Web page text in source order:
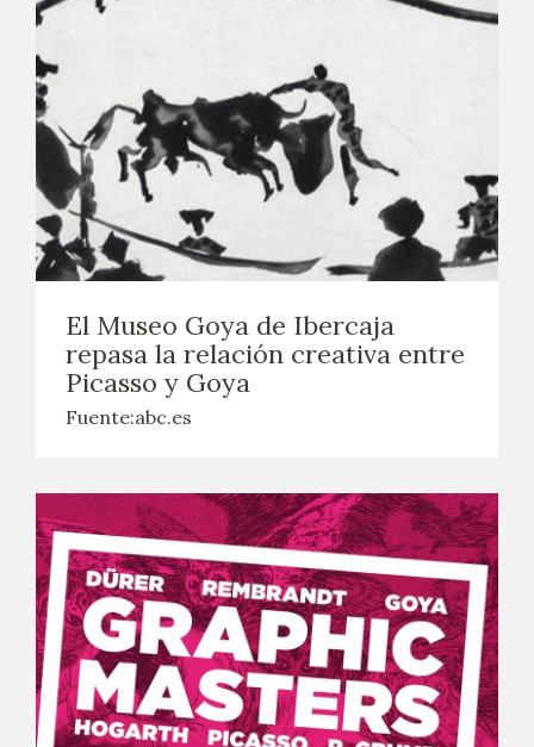
El Museo Goya de Ibercaja
repasa la relación creativa entre
Picasso y Goya
Fuente:abc.es